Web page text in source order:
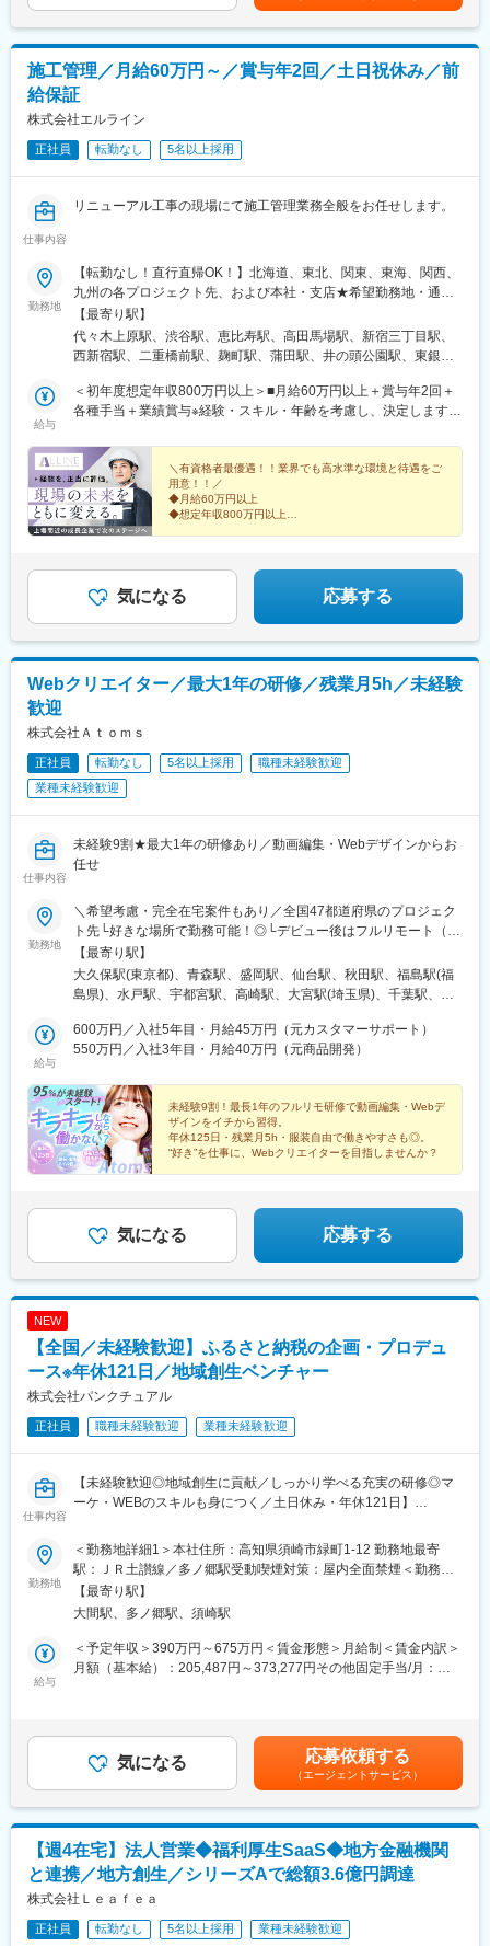
◎大規模なデータ処理を経験できる
数億レコード規模のデータを扱い、サービス本体、営業、マー
ケ、アクセスログなど取得元の異なるデータの統合・加工を実現
するスケーラブルな基盤を構築する経験ができます。
変更の範囲：無
■開発環境：
・開発言語（マークアップ含む）：JavaScript、HTML、SCSS、
XML、Apex、VB、Python、GO、PHP、TypeScript、SQL
・インフラ環境（実行環境）：Salesforce Commerce Cloud、
Salesforce Platform、Node.js、AWS、GCP
・IDE/統合開発環境：VSCode
・ソースコード管理ツール：BitBucket、GitHub
・その他ツール（案件による）：Microsoft365、Teams、
■募集背景：
当部署はECサイト構築を中心に事業展開しており、現在国内だけ
でなく海外展開を図る新規案件が増えているため、体制強化のた
めの募集です。上場を目指しており、社全体としても事業・組織
て牽引いただける方をお待ちしています。
・東北～関東圏の方であれば基本フルリモート勤務が可能です。
お客様先でのプロジェクト管理など一部発生する場合もあります
が、勤務時間も自分の裁量で決められる点も多く働きやすい環境
です。
上長・同僚問わず気軽に何でも相談ができる社風です。
は固定手当を含めた表記です。
施工管理／月給60万円～／賞与年2回／土日祝休み／前
給保証
株式会社エルライン
正社員 転勤なし 5名以上採用
仕事内容
リニューアル工事の現場にて施工管理業務全般をお任せします。
勤務地
【転勤なし！直行直帰OK！】北海道、東北、関東、東海、関西、
九州の各プロジェクト先、および本社・支店★希望勤務地・通勤
時間を考慮します。★転勤なし・直行直帰OK★U・Iターン歓迎！
住宅手当あり▼プロジェクト先■北海道（北海道）■東北（宮城）
■関東（東京、埼玉、千葉、神奈川など）■東海（愛知）■関西
ープレミアムビル5階▼支店・営業所■札幌営業所北海道札幌市白
石区本通南3-2-8 島田ビル5階■東北支店宮城県仙台市泉区泉中央
2993-2■名古屋営業所愛知県名古屋市東区葵1-14-13アーク新栄ビ
ル10階■九州営業所福岡県福岡市中央区天神4-1-28天神リベラ703
【最寄り駅】
代々木上原駅、渋谷駅、恵比寿駅、高田馬場駅、新宿三丁目駅、
西新宿駅、二重橋前駅、麹町駅、蒲田駅、井の頭公園駅、東銀座
船堀駅、押上駅、木場駅(東京都)、清澄白河駅、有楽町駅、豊洲
駅、南砂町駅、三田駅(東京都)、森下駅(東京都)、高輪台駅、新木
駅、テレコムセンター駅、六本木駅、田町駅(東京都)、白金高輪
駅、高輪ゲートウェイ駅、神谷町駅、外苑前駅、国立駅、南新宿
駅、初台駅、千駄ケ谷駅、曙橋駅、国立競技場駅、四谷三丁目
駅、西荻窪駅、富士見ケ丘駅、荻窪駅、神保町駅、淡路町駅、市
ケ谷駅、九段下駅、上野御徒町駅、昭和島駅、池上駅、糀谷駅、
新富町駅(東京都)、勝どき駅、京橋駅(東京都)、新中野駅、京王八
王子駅、武蔵五日市駅、西台駅、本蓮沼駅、大森海岸駅、青物横
駅、横浜駅、桜木町駅、二俣新町駅、松戸新田駅、松飛台駅、ス
ポーツセンター駅、みつわ台駅、蘇我駅、海浜幕張駅、前原駅、
駅、新八柱駅、大宮駅(埼玉県)、南浦和駅、さいたま新都心駅、北
浦和駅、浦和駅、和光市駅、川口元郷駅、西川口駅、東川口駅、
朝霞駅、新越谷駅、川越駅、蕨駅、志木駅、所沢駅、草加駅、上
尾駅、大阪難波駅、淀屋橋駅、渡辺橋駅、沢ノ町駅、我孫子町
ば駅(南海線)、天満橋駅、長堀橋駅、谷町六丁目駅、大阪ビジネス
パーク駅、心斎橋駅、松屋町駅、堺筋本町駅、門真南駅、横堤
津駅(大阪府・阪急線)、なにわ橋駅、天満駅、中津駅(地下鉄)、中
崎町駅、扇町駅(大阪府)、西梅田駅、大阪梅田駅(阪神線)、中村公
園駅、矢場町駅、いりなか駅、瑞穂区役所駅、日比野駅(名古屋市
営)、伏屋駅、武蔵小杉駅、目黒駅、秋葉原駅、新橋駅、東京駅、
町田駅、綾瀬駅、大手町駅(東京都)、中野駅(東京都)、大門駅(東京
向原駅、二子玉川駅、四ツ谷駅、あざみ野駅、湘南台駅、天王洲
アイル駅、日吉駅(神奈川県)、溝の口駅、藤沢本町駅、長津田駅、
大船駅、橋本駅(神奈川県)、上大岡駅、中央林間駅、センター南
駅、川崎駅、幕張本郷駅、稲毛駅、千葉駅、新松戸駅、浦安駅(千
葉県)、北習志野駅、京成船橋駅、京成津田沼駅、新浦安駅、新鎌
ケ谷駅、市川駅、舞浜駅、初石駅、南流山駅、本八幡駅(都営線)、
船橋駅、西船橋駅、久喜駅、川口駅、南越谷駅、天下茶屋駅、伏
県)、国際センター駅、谷津駅、流山おおたかの森駅、藤沢駅、富
田駅(大阪府)、上牧駅(大阪府)、摂津富田駅、高槻駅、高槻市駅、
天王寺駅、新今宮駅、本町駅、江坂駅、弁天町駅、西九条駅、千
里中央駅(北大阪急行)、茨木駅、三国ケ丘駅(大阪府)、南森町駅、
森ノ宮駅、枚方市駅、豊橋駅、刈谷駅、星ケ丘駅(愛知県)、ＪＲ難
駅、博多駅、天神駅、福岡空港駅(鉄道)、天神南駅、千早駅、西１
１丁目駅、札幌駅、西１８丁目駅、琴似駅(函館本線)、麻生駅、平
和駅、仙台駅、泉中央駅、あおば通駅、長町南駅、勾当台公園
駅、八戸駅、青森駅、盛岡駅、一ノ関駅、秋田駅、土崎駅、山形
駅、米沢駅、福島駅(福島県)、郡山駅(福島県)、さっぽろ駅、白石
駅(札幌市営)、新札幌駅、新千歳空港駅(鉄道)、北参道駅、青井
駅、江古田駅、二子新地駅、阿倍野駅(地下鉄)、鴫野駅、西中島南
方駅、丸の内駅(愛知県)、東別院駅、名鉄名古屋駅、新今宮駅前
もず駅、祇園駅(福岡県)、西鉄福岡駅、西鉄千早駅、西１５丁目
駅、新琴似駅、仙台駅(地下鉄)、広瀬通駅、曽根田駅、新さっぽろ
駅、竹橋駅、御成門駅、新桜台駅、梅田駅(地下鉄)、蒲生四丁目
駅、近鉄名古屋駅、天王寺駅前駅、動物園前駅、駅前駅、香椎宮
給与
＜初年度想定年収800万円以上＞■月給60万円以上＋賞与年2回＋
各種手当＋業績賞与※経験・スキル・年齢を考慮し、決定します。
みます。超過分は別途支給します。※前職給与保証について：年
齢、経験、能力、適性を考慮して、支給額を決定します。＜資格
保有者の年収例＞1100万円／１級建築施工管理技士1100万円／１
級建築士
＼有資格者最優遇！！業界でも高水準な環境と待遇をご
用意！！／
◆月給60万円以上
◆想定年収800万円以上
◆明確な評価制度で着実に昇給
気になる 応募する
Webクリエイター／最大1年の研修／残業月5h／未経験
歓迎
株式会社Ａｔｏｍｓ
正社員 転勤なし 5名以上採用
職種未経験歓迎
業種未経験歓迎
仕事内容
未経験9割★最大1年の研修あり／動画編集・Webデザインからお
任せ
勤務地
＼希望考慮・完全在宅案件もあり／全国47都道府県のプロジェク
ト先└好きな場所で勤務可能！◎└デビュー後はフルリモート（完
全在宅）案件8割！◎転勤の有無はご本人の希望に100％合わせま
す◎U・Iターン支援あり＜本社＞東京都新宿区西新宿7-7-23 トミ
ービル8階※(変更の範囲)上記を除く当社関連勤務地／ 当社取引
【最寄り駅】
大久保駅(東京都)、青森駅、盛岡駅、仙台駅、秋田駅、福島駅(福
島県)、水戸駅、宇都宮駅、高崎駅、大宮駅(埼玉県)、千葉駅、東
名古屋駅、大阪駅、博多駅、西武新宿駅、宮城野通駅、曽根田
駅、宇都宮駅東口駅、京成千葉駅、二重橋前駅、南新宿駅、神泉
園駅(福岡県)、新大久保駅、仙台駅(地下鉄)、東宿郷駅、栄町駅(千
葉県)、大手町駅(東京都)、代々木駅、稲荷町駅(東京都)、高島町
駅、名鉄名古屋駅、大阪梅田駅(阪神線)
給与
600万円／入社5年目・月給45万円（元カスタマーサポート）
550万円／入社3年目・月給40万円（元商品開発）
未経験9割！最長1年のフルリモ研修で動画編集・Webデ
ザインをイチから習得。
年休125日・残業月5h・服装自由で働きやすさも◎。
“好き”を仕事に、Webクリエイターを目指しませんか？
気になる 応募する
NEW
【全国／未経験歓迎】ふるさと納税の企画・プロデュ
ース※年休121日／地域創生ベンチャー
株式会社パンクチュアル
正社員 職種未経験歓迎 業種未経験歓迎
仕事内容
【未経験歓迎◎地域創生に貢献／しっかり学べる充実の研修◎マ
ーケ・WEBのスキルも身につく／土日休み・年休121日】
全国で地域創生に関わる取り組みをおこなう同社にて、ふるさと
納税に関する下記業務をおまかせします。
＜業務の流れ＞
▼商品の提案・企画
生産者や製造企業と一緒に商品を決定。
トレンドにあわせた商品企画にも携わります。
生産者の想いや愛情をしっかりPRへのつなげるのも、この仕事の
大切な役割です。
のページを制作。商品やサービスの魅力をお届けします。
▼PR・マーケティング
ページが公開された後は、SNSやメディアを活用したマーケティ
ング・広告出稿をおこない、多くの方に見ていただく施策を進め
ます。
勤務地
＜勤務地詳細1＞本社住所：高知県須崎市緑町1-12 勤務地最寄
駅：ＪＲ土讃線／多ノ郷駅受動喫煙対策：屋内全面禁煙＜勤務地
詳細2＞全国住所：全国の同社拠点（東京銀座以外） 受動喫煙対
策：屋内全面禁煙変更の範囲：会社の定める事業所
【最寄り駅】
大間駅、多ノ郷駅、須崎駅
給与
＜予定年収＞390万円～675万円＜賃金形態＞月給制＜賃金内訳＞
月額（基本給）：205,487円～373,277円その他固定手当/月：
業手当＞有＜給与補足＞■賞与：約3ヶ月分■昇給：あり■モデル年
収：440万円／入社2年目・事業所長510万円／入社4年目・エリア
マネージャー765万円／入社6年目・本部長賃金はあくまでも目安
の金額であり、選考を通じて上下する可能性があります。月給(月
額)は固定手当を含めた表記です。
気になる 応募依頼する
（エージェントサービス）
【週4在宅】法人営業◆福利厚生SaaS◆地方金融機関
と連携／地方創生／シリーズAで総額3.6億円調達
株式会社Ｌｅａｆｅａ
正社員 転勤なし 5名以上採用 業種未経験歓迎